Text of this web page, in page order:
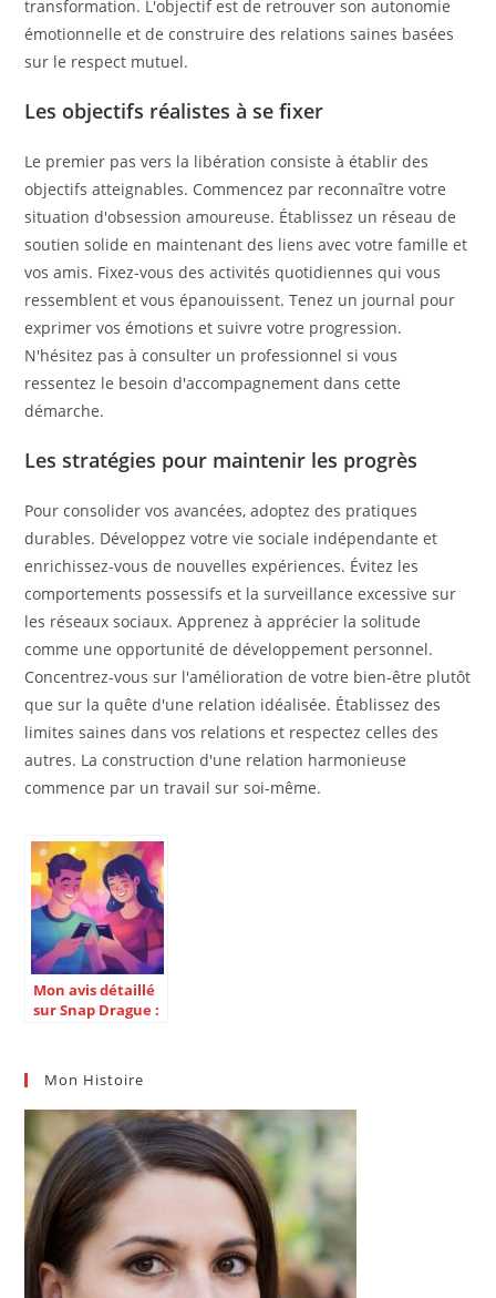
transformation. L'objectif est de retrouver son autonomie
émotionnelle et de construire des relations saines basées
sur le respect mutuel.
Les objectifs réalistes à se fixer
Le premier pas vers la libération consiste à établir des
objectifs atteignables. Commencez par reconnaître votre
situation d'obsession amoureuse. Établissez un réseau de
soutien solide en maintenant des liens avec votre famille et
vos amis. Fixez-vous des activités quotidiennes qui vous
ressemblent et vous épanouissent. Tenez un journal pour
exprimer vos émotions et suivre votre progression.
N'hésitez pas à consulter un professionnel si vous
ressentez le besoin d'accompagnement dans cette
démarche.
Les stratégies pour maintenir les progrès
Pour consolider vos avancées, adoptez des pratiques
durables. Développez votre vie sociale indépendante et
enrichissez-vous de nouvelles expériences. Évitez les
comportements possessifs et la surveillance excessive sur
les réseaux sociaux. Apprenez à apprécier la solitude
comme une opportunité de développement personnel.
Concentrez-vous sur l'amélioration de votre bien-être plutôt
que sur la quête d'une relation idéalisée. Établissez des
limites saines dans vos relations et respectez celles des
autres. La construction d'une relation harmonieuse
commence par un travail sur soi-même.
Mon avis détaillé
sur Snap Drague :
pour vous
Mon Histoire